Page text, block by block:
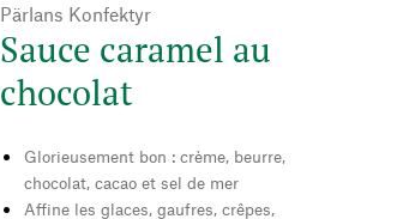
Pärlans Konfektyr
Sauce caramel au
chocolat
Glorieusement bon : crème, beurre,
chocolat, cacao et sel de mer
Affine les glaces, gaufres, crêpes,